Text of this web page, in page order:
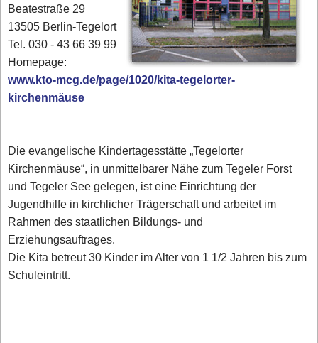
Beatestraße 29
13505 Berlin-Tegelort
Tel. 030 - 43 66 39 99‎
Homepage:
www.kto-mcg.de/page/1020/kita-tegelorter-
kirchenmäuse
Die evangelische Kindertagesstätte „Tegelorter
Kirchenmäuse“, in unmittelbarer Nähe zum Tegeler Forst
und Tegeler See gelegen, ist eine Einrichtung der
Jugendhilfe in kirchlicher Trägerschaft und arbeitet im
Rahmen des staatlichen Bildungs- und
Erziehungsauftrages.
Die Kita betreut 30 Kinder im Alter von 1 1/2 Jahren bis zum
Schuleintritt.